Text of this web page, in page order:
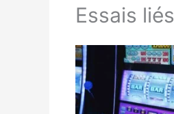
Essais liés